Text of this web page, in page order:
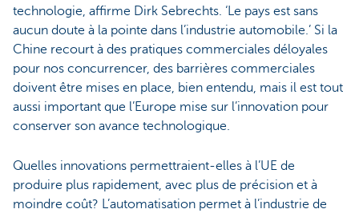
technologie, affirme Dirk Sebrechts. ‘Le pays est sans
aucun doute à la pointe dans l’industrie automobile.’ Si la
Chine recourt à des pratiques commerciales déloyales
pour nos concurrencer, des barrières commerciales
doivent être mises en place, bien entendu, mais il est tout
aussi important que l’Europe mise sur l’innovation pour
conserver son avance technologique.
Quelles innovations permettraient-elles à l’UE de
produire plus rapidement, avec plus de précision et à
moindre coût? L’automatisation permet à l’industrie de